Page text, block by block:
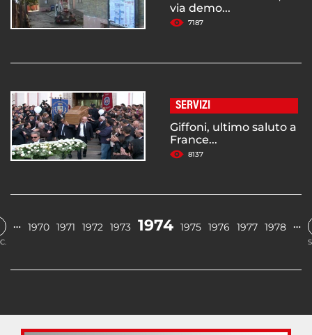
via demo...
7187
SERVIZI
Giffoni, ultimo saluto a
France...
8137
… 1970 1971 1972 1973 1974 1975 1976 1977 1978 …